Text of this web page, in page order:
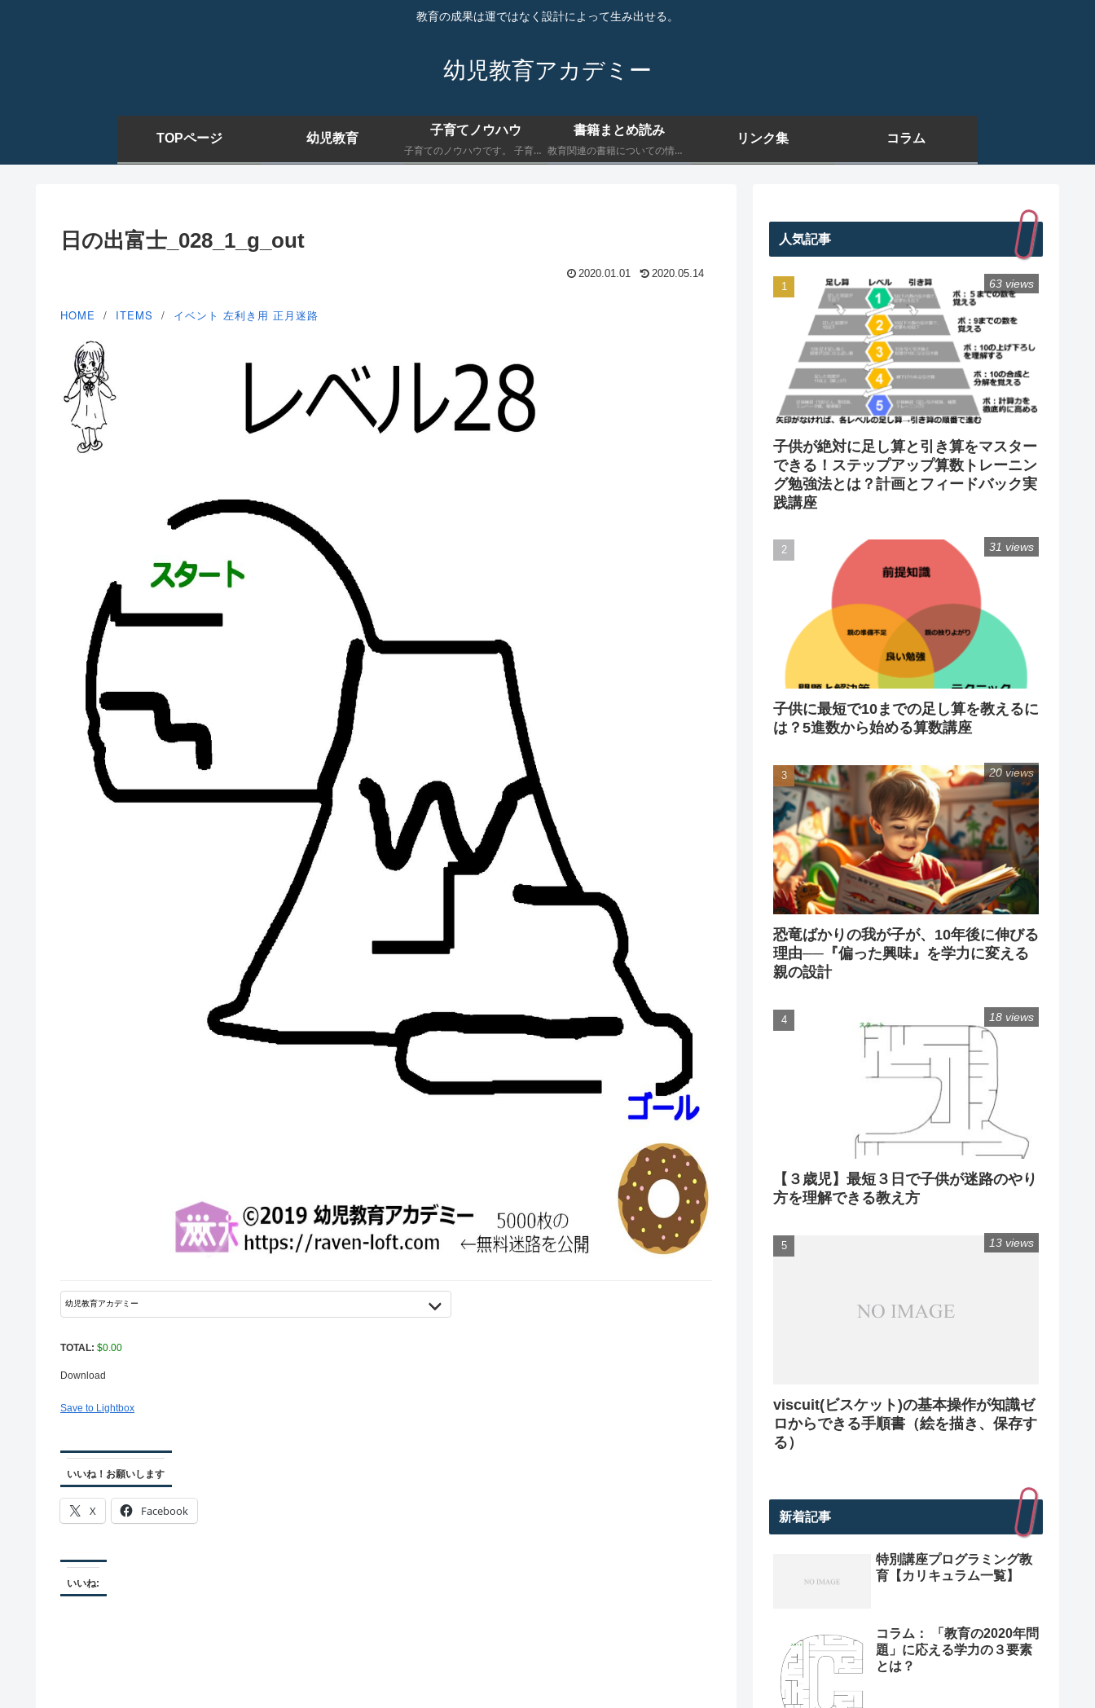
教育の成果は運ではなく設計によって生み出せる。
幼児教育アカデミー
TOPページ 幼児教育
子育てノウハウ
子育てのノウハウです。 子育てにおいて最低限知っておくべきことを書きます。
書籍まとめ読み
教育関連の書籍についての情報です。 子育てにおいて最低限知っておくべきことを書きます。
リンク集 コラム
日の出富士_028_1_g_out
2020.01.01 2020.05.14
HOME ITEMS イベント 左利き用 正月迷路
TOTAL: $0.00
Download
Save to Lightbox
いいね！お願いします
X Facebook
いいね:
人気記事
子供が絶対に足し算と引き算をマスター
できる！ステップアップ算数トレーニン
グ勉強法とは？計画とフィードバック実
践講座
63 views
子供に最短で10までの足し算を教えるに
は？5進数から始める算数講座
31 views
恐竜ばかりの我が子が、10年後に伸びる
理由──『偏った興味』を学力に変える
親の設計
20 views
【３歳児】最短３日で子供が迷路のやり
方を理解できる教え方
18 views
viscuit(ビスケット)の基本操作が知識ゼ
ロからできる手順書（絵を描き、保存す
る）
13 views
新着記事
特別講座プログラミング教
育【カリキュラム一覧】
コラム： 「教育の2020年問
題」に応える学力の３要素
とは？